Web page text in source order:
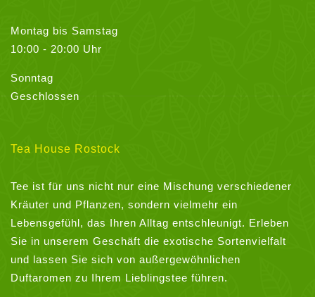
Montag bis Samstag
10:00 - 20:00 Uhr
Sonntag
Geschlossen
Tea House Rostock
Tee ist für uns nicht nur eine Mischung verschiedener
Kräuter und Pflanzen, sondern vielmehr ein
Lebensgefühl, das Ihren Alltag entschleunigt. Erleben
Sie in unserem Geschäft die exotische Sortenvielfalt
und lassen Sie sich von außergewöhnlichen
Duftaromen zu Ihrem Lieblingstee führen.